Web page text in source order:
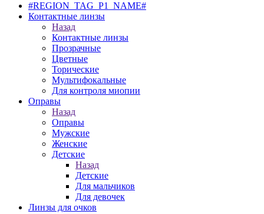
#REGION_TAG_P1_NAME#
Контактные линзы
Назад
Контактные линзы
Прозрачные
Цветные
Торические
Мультифокальные
Для контроля миопии
Оправы
Назад
Оправы
Мужские
Женские
Детские
Назад
Детские
Для мальчиков
Для девочек
Линзы для очков